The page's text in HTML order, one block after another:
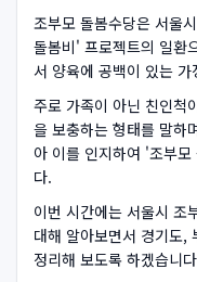
조부모 돌봄수당은 서울
돌봄비' 프로젝트의 일환
서 양육에 공백이 있는
주로 가족이 아닌 친인척
을 보충하는 형태를 말하
아 이를 인지하여 '조부
다.
이번 시간에는 서울시 조
대해 알아보면서 경기도,
정리해 보도록 하겠습니